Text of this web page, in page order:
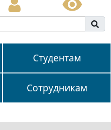
Студентам
Сотрудникам